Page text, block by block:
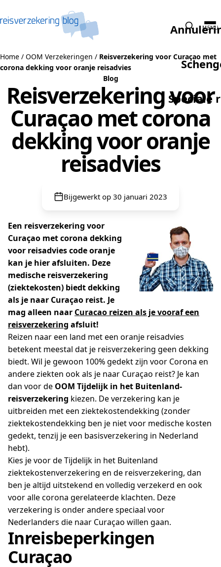
Speciale
MENU
Home / OOM Verzekeringen / Reisverzekering voor Curaçao met
corona dekking voor oranje reisadvies
Blog
Reisverzekering voor
Curaçao met corona
dekking voor oranje
reisadvies
Bijgewerkt op 30 januari 2023
Een reisverzekering voor
Curaçao met corona dekking
voor reisadvies code oranje
kan je hier afsluiten. Deze
medische reisverzekering
(ziektekosten) biedt dekking
als je naar Curaçao reist. Je
mag alleen naar Curacao reizen als je vooraf een
reisverzekering afsluit!
Reizen naar een land met een oranje reisadvies
betekent meestal dat je reisverzekering geen dekking
biedt. Wil je gewoon 100% gedekt zijn voor Corona en
andere ziekten ook als je naar Curaçao reist? Je kan
dan voor de OOM Tijdelijk in het Buitenland-
reisverzekering kiezen. De verzekering kan je
uitbreiden met een ziektekostendekking (zonder
ziektekostendekking ben je niet voor medische kosten
gedekt, tenzij je een basisverzekering in Nederland
hebt).
Kies je voor de Tijdelijk in het Buitenland
ziektekostenverzekering en de reisverzekering, dan
ben je altijd uitstekend en volledig verzekerd en ook
voor alle corona gerelateerde klachten. Deze
verzekering is onder andere speciaal voor
Nederlanders die naar Curaçao willen gaan.
Inreisbeperkingen
Curaçao